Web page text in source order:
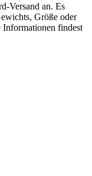
Versand an. Es
Größe oder
Informationen findest